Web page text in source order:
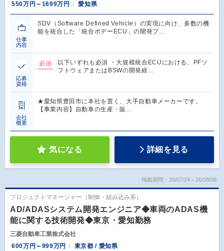
550万円～1699万円
愛知県
仕事
内容
SDV（Software Defined Vehicle）の実現に向け、多数の機
能を統合した「統合ボデーECU」の開発プ…
応募
資格
必須
以下いずれも必須 ・大規模統合ECUにおける、PFソ
フトウェアまたはBSWの開発経…
会社
概要
★愛知県豊田市に本社を置く、大手自動車メーカーです。
【事業内容】自動車の生産・販…
気になる 詳細を見る
掲載期間：26/07/24～26/08/06
プロジェクトマネージャー（制御・組み込み系）
AD/ADASシステム開発エンジニア◆車両のADAS機
能に関する技術開発◆東京・愛知勤務
三菱自動車工業株式会社
600万円～999万円
東京都 / 愛知県